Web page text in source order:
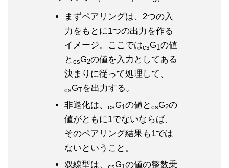
まずペアリングは、2つの入
力をもとに1つの出力を作る
イメージ。ここではcsG1 の値
と csG2の値を入力としてある
決まりに従って処理して、
csGTを出力する。
非退化は、
csG1 の値と csG2の
値がともに1でないならば、
そのペアリング結果も1では
ないということ。
双線型は、
G の値の整数乗